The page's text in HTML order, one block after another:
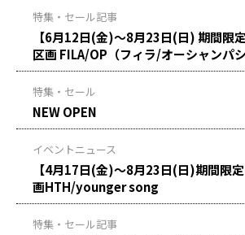
特集・セール記事
【6月12日(金)～8月23日(日) 期間限
区画 FILA/OP（フィラ/オーシャンパシ
特集・セール
NEW OPEN
イベントニュース
【4月17日(金)～8月23日(日)期間限
画HTH/younger song
特集・セール記事